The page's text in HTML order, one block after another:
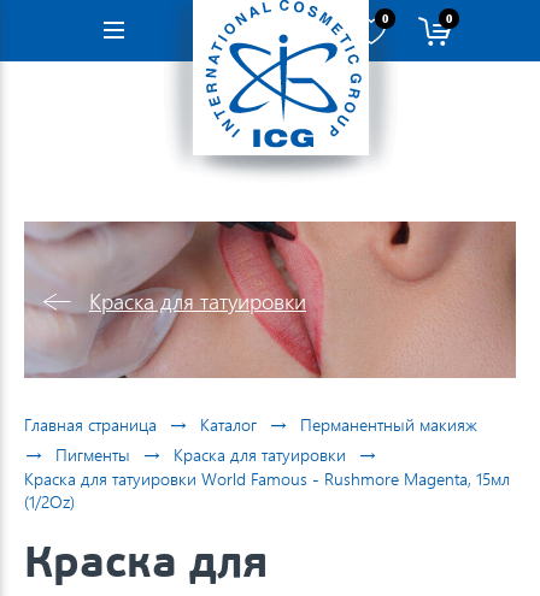
Навигация
0 0
Краска для татуировки
Главная страница → Каталог → Перманентный макияж
→ Пигменты → Краска для татуировки →
Краска для татуировки World Famous - Rushmore Magenta, 15мл
(1/2Oz)
Краска для